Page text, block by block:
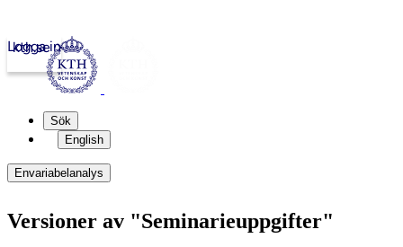
kth.se
Logga in
Sök
English
Envariabelanalys
Versioner av "Seminarieuppgifter"